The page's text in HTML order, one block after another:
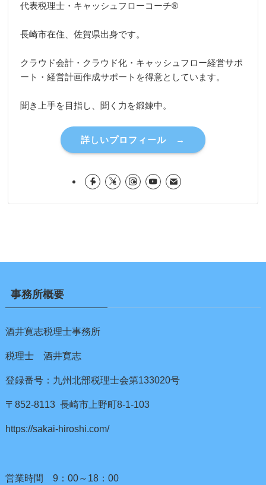
代表税理士・キャッシュフローコーチ®
長崎市在住、佐賀県出身です。
クラウド会計・クラウド化・キャッシュフロー経営サポ
ート・経営計画作成サポートを得意としています。
聞き上手を目指し、聞く力を鍛錬中。
詳しいプロフィール →
事務所概要
酒井寛志税理士事務所
税理士 酒井寛志
登録番号：九州北部税理士会第133020号
〒852-8113 長崎市上野町8-1-103
https://sakai-hiroshi.com/
営業時間 9：00～18：00